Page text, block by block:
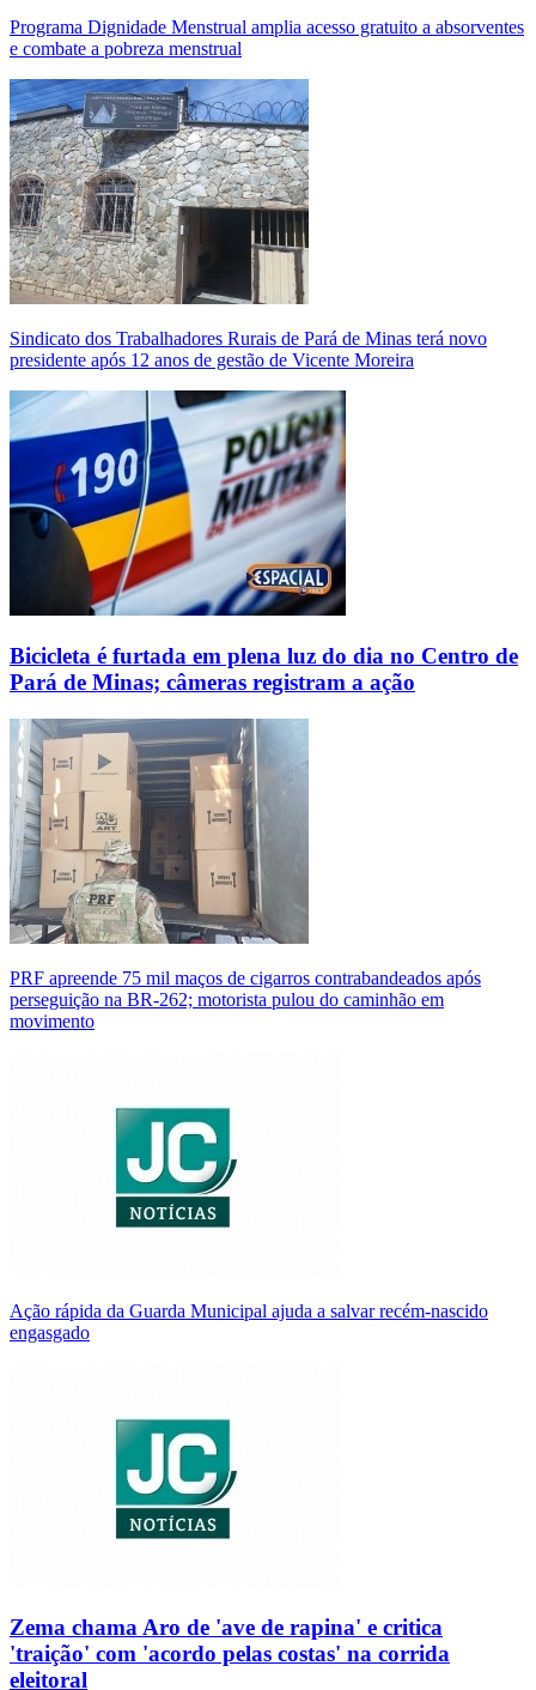
Programa Dignidade Menstrual amplia acesso gratuito a absorventes
e combate a pobreza menstrual
Sindicato dos Trabalhadores Rurais de Pará de Minas terá novo
presidente após 12 anos de gestão de Vicente Moreira
Bicicleta é furtada em plena luz do dia no Centro de
Pará de Minas; câmeras registram a ação
PRF apreende 75 mil maços de cigarros contrabandeados após
perseguição na BR-262; motorista pulou do caminhão em
movimento
Ação rápida da Guarda Municipal ajuda a salvar recém-nascido
engasgado
Zema chama Aro de 'ave de rapina' e critica
'traição' com 'acordo pelas costas' na corrida
eleitoral